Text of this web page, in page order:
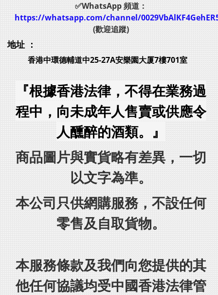
✅WhatsApp 頻道：
https://whatsapp.com/channel/
(歡迎追蹤)
地址 ：
香港中環德輔道中25-27A安樂園大厦7樓701室
『根據香港法律，不得在業務過
程中，向未成年人售賣或供應令
人醺醉的酒類。』
商品圖片與實貨略有差異，一切
以文字為準。
本公司只供網購服務，不設任何
零售及自取貨物。
本服務條款及我們向您提供的其
他任何協議均受中國香港法律管